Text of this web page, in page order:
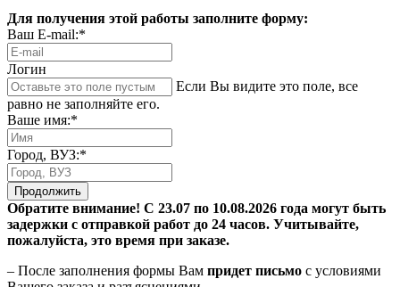
Для получения этой работы заполните форму:
Ваш E-mail:*
Логин
Если Вы видите это поле, все
равно не заполняйте его.
Ваше имя:*
Город, ВУЗ:*
Продолжить
Обратите внимание! С 23.07 по 10.08.2026 года могут быть
задержки с отправкой работ до 24 часов. Учитывайте,
пожалуйста, это время при заказе.
– После заполнения формы Вам придет письмо с условиями